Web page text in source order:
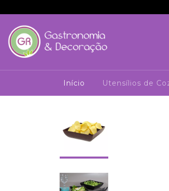
Início Utensílios de